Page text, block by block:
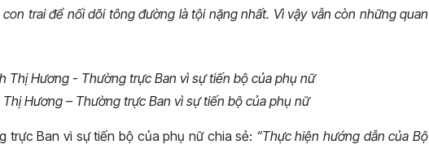
trai để nối dõi tông đường là tội nặng nhất. Vì vậy vẫn còn những quan
Thị Hương – Thường trực Ban vì sự tiến bộ của phụ nữ
trực Ban vì sự tiến bộ của phụ nữ chia sẻ: “Thực hiện hướng dẫn của Bộ